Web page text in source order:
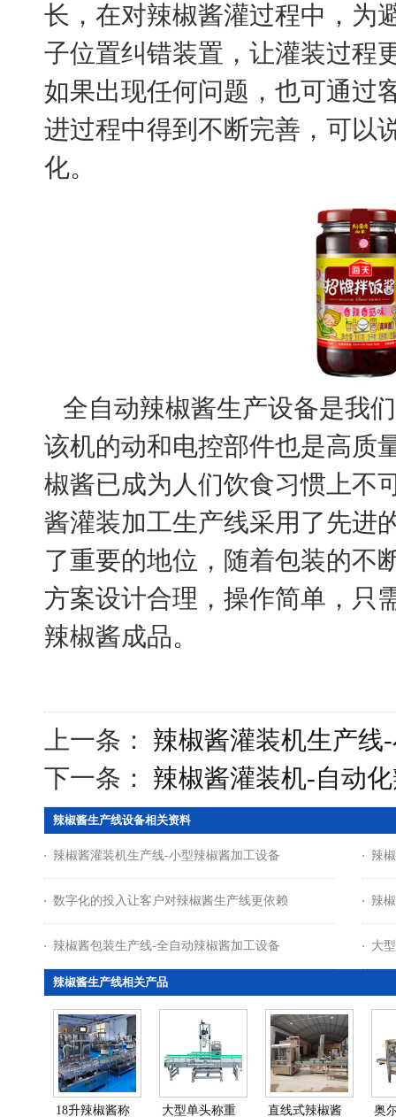
长，在对辣椒酱灌过程中，为
子位置纠错装置，让灌装过程
如果出现任何问题，也可通过
进过程中得到不断完善，可以
化。
全自动辣椒酱生产设备是我
该机的动和电控部件也是高质
椒酱已成为人们饮食习惯上不
酱灌装加工生产线采用了先进
了重要的地位，随着包装的不
方案设计合理，操作简单，只
辣椒酱成品。
上一条： 辣椒酱灌装机生产线
下一条： 辣椒酱灌装机-自动
辣椒酱生产线设备相关资料
辣椒酱灌装机生产线-小型辣椒酱加工设备 辣
数字化的投入让客户对辣椒酱生产线更依赖 辣
辣椒酱包装生产线-全自动辣椒酱加工设备 大
辣椒酱生产线相关产品
18升辣椒酱称 大型单头称重 直线式辣椒酱 奥